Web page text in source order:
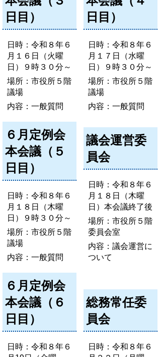
日目）
日時：令和８年６
月１６日（火曜
日）９時３０分～
場所：市役所５階
議場
内容：一般質問
日目）
日時：令和８年６
月１７日（水曜
日）９時３０分～
場所：市役所５階
議場
内容：一般質問
６月定例会
本会議（５
日目）
日時：令和８年６
月１８日（木曜
日）９時３０分～
場所：市役所５階
議場
内容：一般質問
議会運営委
員会
日時：令和８年６
月１８日（木曜
日）本会議終了後
場所：市役所５階
委員会室
内容：議会運営に
ついて
６月定例会
本会議（６
日目）
日時：令和８年６
総務常任委
員会
日時：令和８年６